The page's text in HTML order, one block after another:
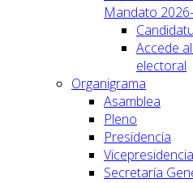
Mandato
Accede
electoral
Organigrama
Asamblea
Pleno
Presidencia
Secretaría